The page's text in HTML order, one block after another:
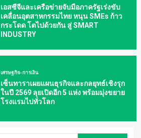
เอสซีจีและเครือข่ายจับมือภาครัฐเร่งขับ
เคลื่อนอุตสาหกรรมไทย หนุน SMEs ก้าว
กระโดด โตไปด้วยกัน สู่ SMART
INDUSTRY
เศรษฐกิจ-การเงิน
เซ็นทาราเผยแผนธุรกิจและกลยุทธ์เชิงรุก
ในปี 2569 ลุยเปิดอีก 5 แห่ง พร้อมมุ่งขยาย
โรงแรมไปทั่วโลก